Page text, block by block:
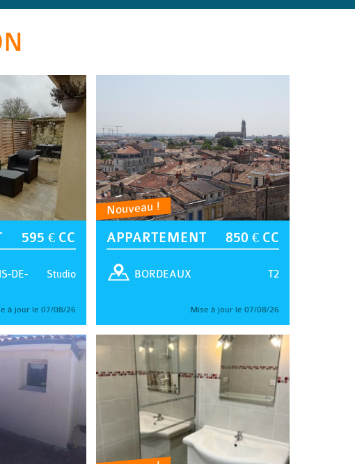
595 € CC
Studio
DE-
à jour le 07/08/26
Nouveau !
APPARTEMENT 850 € CC
T2
BORDEAUX
Mise à jour le 07/08/26